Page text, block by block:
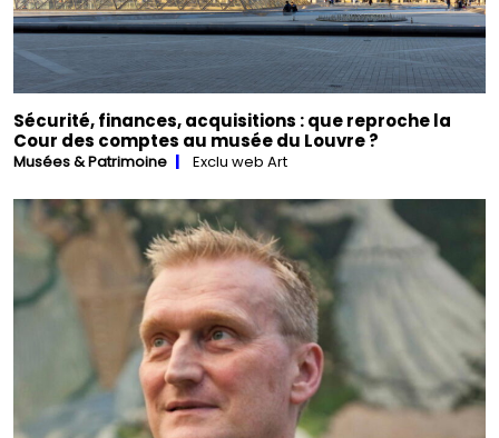
Sécurité, finances, acquisitions : que reproche la
Cour des comptes au musée du Louvre ?
Musées & Patrimoine Exclu web Art